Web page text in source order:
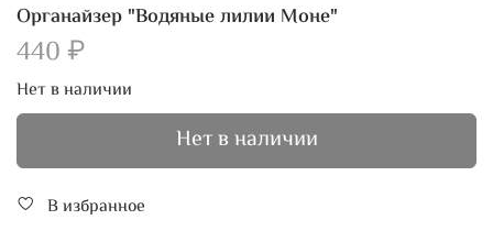
Органайзер "Водяные лилии Моне"
440 ₽
Нет в наличии
Нет в наличии
В избранное